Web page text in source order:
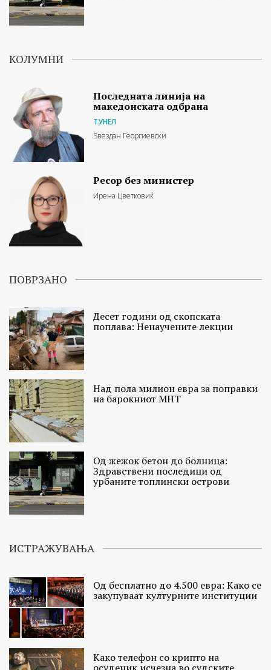
КОЛУМНИ
Последната линија на
македонската одбрана
ТУНЕЛ
Ѕвездан Георгиевски
Ресор без министер
Ирена Цветковиќ
ПОВРЗАНО
Десет години од скопската
поплава: Ненаучените лекции
Над пола милион евра за поправки
на барокниот МНТ
Од жежок бетон до болница:
Здравствени последици од
урбаните топлински острови
ИСТРАЖУВАЊА
Од бесплатно до 4.500 евра: Како се
закупуваат културните институции
Како телефон со крипто на